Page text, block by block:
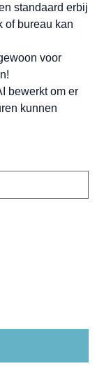
standaard erbij
of bureau kan
voor
bewerkt om er
kunnen